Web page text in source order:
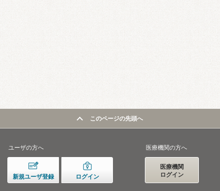
このページの先頭へ
ユーザの方へ
新規ユーザ登録 ログイン
医療機関の方へ
医療機関
ログイン